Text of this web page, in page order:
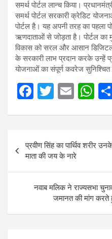
समर्थ पोर्टल लान्च किया।
समर्थ पोर्टल सरकारी क्रेडिट
पोर्टल है। यह अपनी तरह का पहला
ऋणदाताओं से जोड़ता है। पोर्टल का
विकास को सरल और आसान
के सरकारी लाभ प्रदान करके उन्हें
योजनाओं का संपूर्ण कवरेज सुनिश्चित
F
b
o
o
k
T
er
E
W
s
p
p
navigation
प्रवीण सिंह का पार्थिव शरीर
माता की जय के नारे
नवाब मलिक ने राज्यसभा
जमानत की मांग करते